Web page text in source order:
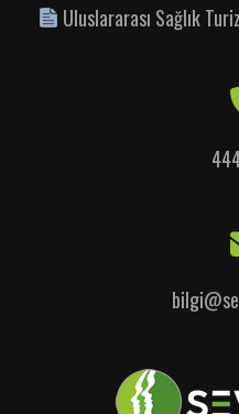
Uluslararası Sağlık